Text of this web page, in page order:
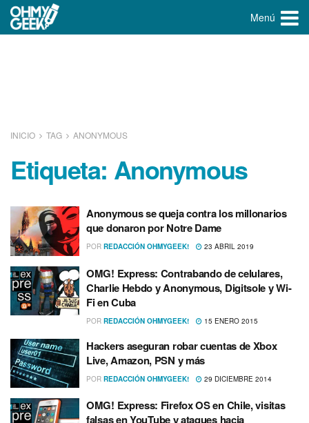
Menú
INICIO TAG ANONYMOUS
Etiqueta: Anonymous
Anonymous se queja contra los millonarios
que donaron por Notre Dame
POR REDACCIÓN OHMYGEEK! 23 ABRIL 2019
OMG! Express: Contrabando de celulares,
Charlie Hebdo y Anonymous, Digitsole y Wi-
Fi en Cuba
POR REDACCIÓN OHMYGEEK! 15 ENERO 2015
Hackers aseguran robar cuentas de Xbox
Live, Amazon, PSN y más
POR REDACCIÓN OHMYGEEK! 29 DICIEMBRE 2014
OMG! Express: Firefox OS en Chile, visitas
falsas en YouTube y ataques hacia